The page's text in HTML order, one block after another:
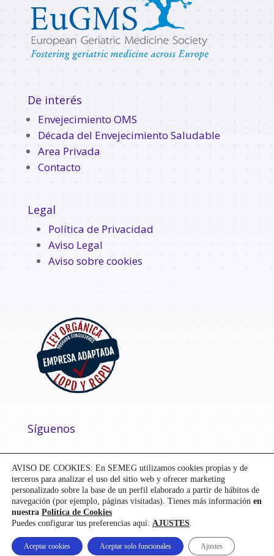
De interés
Envejecimiento OMS
Década del Envejecimiento Saludable
Area Privada
Contacto
Legal
Política de Privacidad
Aviso Legal
Aviso sobre cookies
Síguenos
Diseñado y desarrollado porMensaje| ©SEMEG
AVISO DE COOKIES: En SEMEG utilizamos cookies propias y de
terceros para analizar el uso del sitio web y ofrecer marketing
personalizado sobre la base de un perfil elaborado a partir de hábitos de
navegación (por ejemplo, páginas visitadas). Tienes más información en
nuestra Política de Cookies
Puedes configurar tus preferencias aquí: AJUSTES.
Aceptar cookies Aceptar solo funcionales Ajustes